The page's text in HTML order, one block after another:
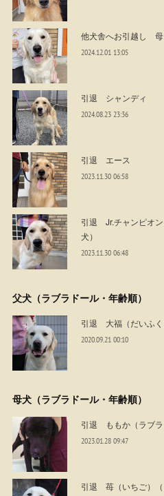
他犬舎へお引越し
2024.12.01 13:05
引退 シャンディ
2024.08.23 23:36
引退 エース
2023.11.30 06:58
引退 Jr.チャンピオ
犬）
2023.11.30 06:48
父犬（ラブラドール・年齢順）
引退 大福（だいふく
2020.09.21 00:10
母犬（ラブラドール・年齢順）
引退 ももか（ラブ
2023.01.28 09:47
引退 苺（いちご）